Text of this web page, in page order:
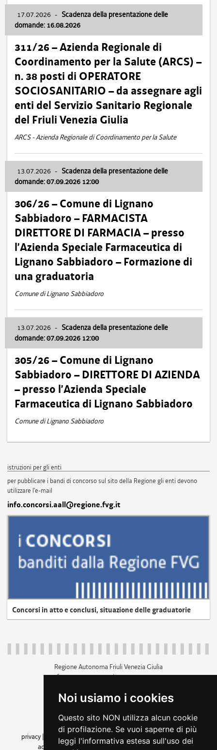
Noi usiamo i cookies
Questo sito NON utilizza alcun cookie
di profilazione. Se vuoi saperne di più
leggi l'informativa estesa sull'uso dei
17.07.2026 - Scadenza della presentazione delle
domande: 16.08.2026
311/26 – Azienda Regionale di
Coordinamento per la Salute (ARCS) –
n. 38 posti di OPERATORE
SOCIOSANITARIO – da assegnare agli
enti del Servizio Sanitario Regionale
del Friuli Venezia Giulia
ARCS - Azienda Regionale di Coordinamento per la Salute
13.07.2026 - Scadenza della presentazione delle
domande: 07.09.2026 12:00
306/26 – Comune di Lignano
Sabbiadoro – FARMACISTA
DIRETTORE DI FARMACIA – presso
l’Azienda Speciale Farmaceutica di
Lignano Sabbiadoro – Formazione di
una graduatoria
Comune di Lignano Sabbiadoro
13.07.2026 - Scadenza della presentazione delle
domande: 07.09.2026 12:00
305/26 – Comune di Lignano
Sabbiadoro – DIRETTORE DI AZIENDA
– presso l’Azienda Speciale
Farmaceutica di Lignano Sabbiadoro
Comune di Lignano Sabbiadoro
istruzioni per gli enti
per pubblicare i bandi di concorso sul sito della Regione gli enti devono
utilizzare l'e-mail
info.concorsi.aall@regione.fvg.it
Concorsi in atto e conclusi, situazione delle graduatorie
Regione Autonoma Friuli Venezia Giulia
c.f. 80014930327; p.iva 00526040324
+39 040 3771111
amministrazione trasparente
privacy
cookie |note legali accessibilità
dichiarazione di
accessibilità| feedback cambio preferenze cookie